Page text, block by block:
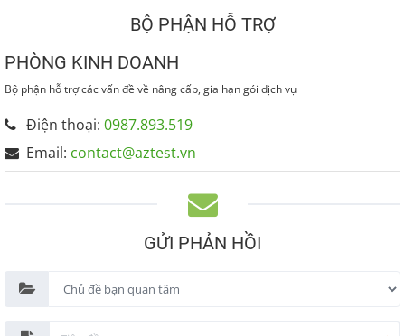
BỘ PHẬN HỖ TRỢ
PHÒNG KINH DOANH
Bộ phận hỗ trợ các vấn đề về nâng cấp, gia hạn gói dịch vụ
Điện thoại: 0987.893.519
Email: contact@aztest.vn
GỬI PHẢN HỒI